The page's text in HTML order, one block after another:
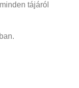
tájáról